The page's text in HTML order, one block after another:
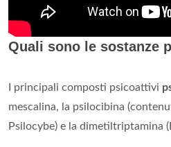
Quali sono le sostanze
I principali composti psicoattivi
mescalina, la psilocibina
Psilocybe) e la dimetiltriptamina